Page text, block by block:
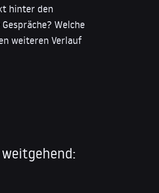
hinter den
Welche
weiteren Verlauf